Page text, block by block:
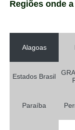
Regiões onde
Alagoas
Estados Brasil
Paraíba